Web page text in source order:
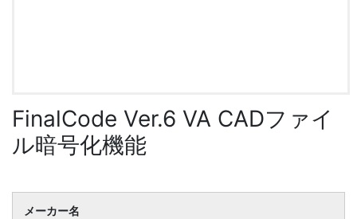
FinalCode Ver.6 VA CADファイ
ル暗号化機能
メーカー名